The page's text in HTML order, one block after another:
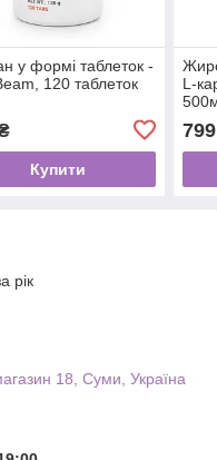
у формі таблеток -
120 таблеток
Купити
L-
799
рік
18, Суми, Україна